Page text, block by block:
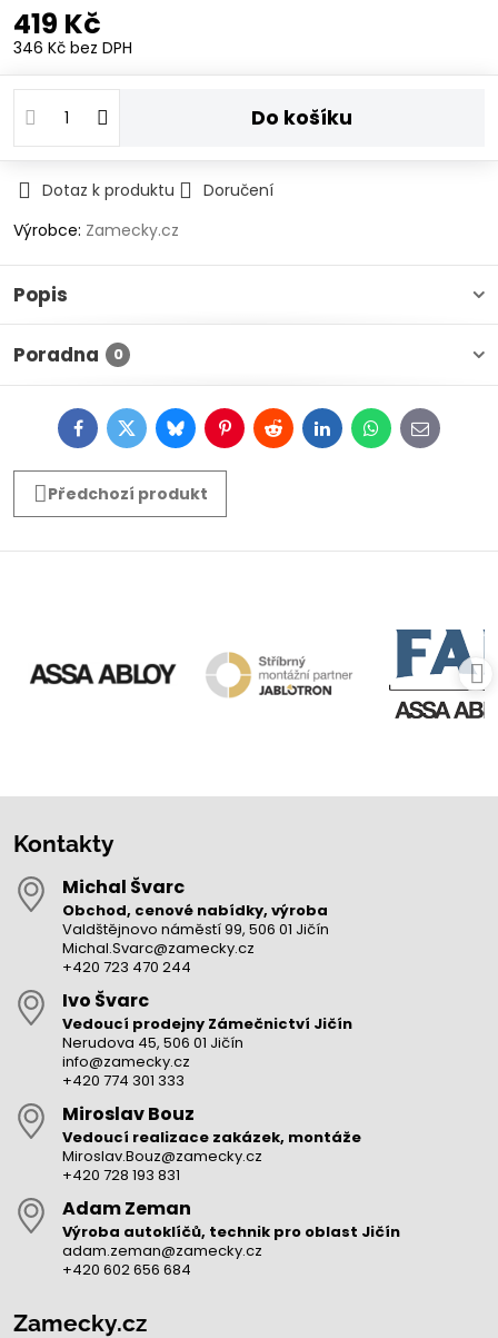
419 Kč
346 Kč bez DPH
Do košíku
Dotaz k produktu
Doručení
Výrobce: Zamecky.cz
Popis
Poradna 0
FacebookTwitterBlueskyPinterestRedditLinkedInWhatsApp
E-
mail
Předchozí produkt
Kontakty
Michal Švarc
Obchod, cenové nabídky, výroba
Valdštějnovo náměstí 99, 506 01 Jičín
Michal.Svarc@zamecky.cz
+420 723 470 244
Ivo Švarc
Vedoucí prodejny Zámečnictví Jičín
Nerudova 45, 506 01 Jičín
info@zamecky.cz
+420 774 301 333
Miroslav Bouz
Vedoucí realizace zakázek, montáže
Miroslav.Bouz@zamecky.cz
+420 728 193 831
Adam Zeman
Výroba autoklíčů, technik pro oblast Jičín
adam.zeman@zamecky.cz
+420 602 656 684
Zamecky.cz